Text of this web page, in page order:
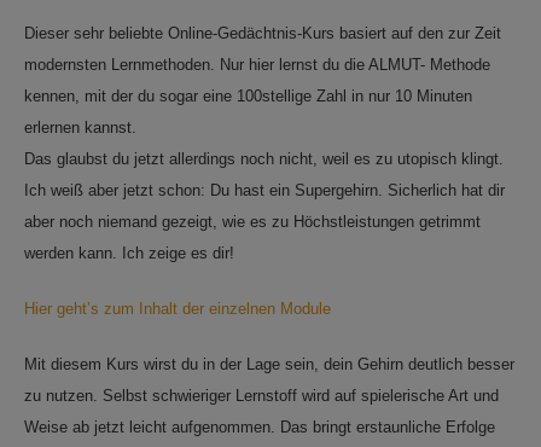
Dieser sehr beliebte Online-Gedächtnis-Kurs basiert auf den zur Zeit
modernsten Lernmethoden. Nur hier lernst du die ALMUT- Methode
kennen, mit der du sogar eine 100stellige Zahl in nur 10 Minuten
erlernen kannst.
Das glaubst du jetzt allerdings noch nicht, weil es zu utopisch klingt.
Ich weiß aber jetzt schon: Du hast ein Supergehirn. Sicherlich hat dir
aber noch niemand gezeigt, wie es zu Höchstleistungen getrimmt
werden kann. Ich zeige es dir!
Hier geht’s zum Inhalt der einzelnen Module
Mit diesem Kurs wirst du in der Lage sein, dein Gehirn deutlich besser
zu nutzen. Selbst schwieriger Lernstoff wird auf spielerische Art und
Weise ab jetzt leicht aufgenommen. Das bringt erstaunliche Erfolge